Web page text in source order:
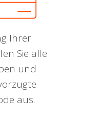
Ihrer
Sie alle
und
aus.